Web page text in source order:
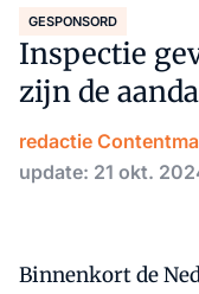
GESPONSORD
Inspectie
zijn de
redactie
update: 21 okt.
Binnenkort de